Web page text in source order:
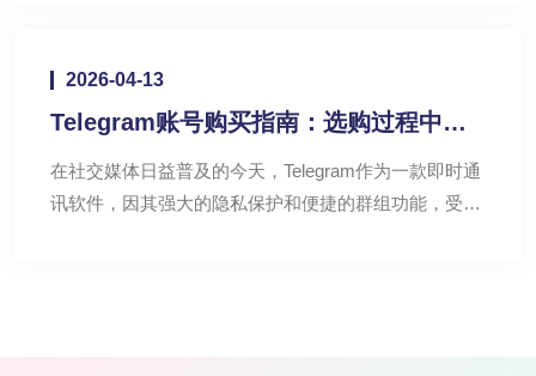
2026-04-13
Telegram账号购买指南：选购过程中的
在社交媒体日益普及的今天，Telegram作为一款即时通
讯软件，因其强大的隐私保护和便捷的群组功能，受到